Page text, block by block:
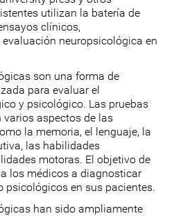
utilizan la batería de
clínicos,
neuropsicológica en
son una forma de
para evaluar el
y psicológico. Las pruebas
aspectos de las
la memoria, el lenguaje, la
las habilidades
motoras. El objetivo de
los médicos a diagnosticar
psicológicos en sus pacientes.
han sido ampliamente